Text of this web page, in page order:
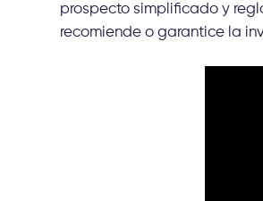
prospecto simplificado y
recomiende o garantice la